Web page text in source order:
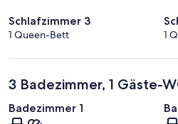
Schlafzimmer 3
1 Queen-Bett 1
3 Badezimmer, 1 Gäste-
Badezimmer 1